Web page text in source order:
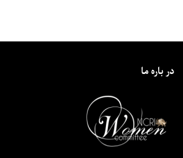
در باره ما